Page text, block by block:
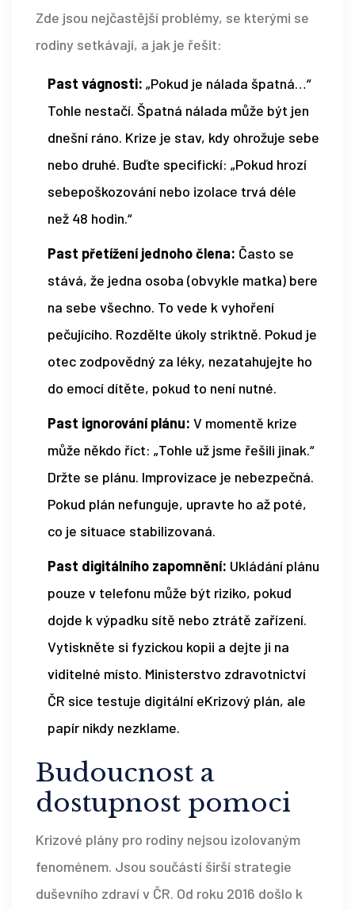
Zde jsou nejčastější problémy, se kterými se
rodiny setkávají, a jak je řešit:
Past vágnosti: „Pokud je nálada špatná…“
Tohle nestačí. Špatná nálada může být jen
dnešní ráno. Krize je stav, kdy ohrožuje sebe
nebo druhé. Buďte specifickí: „Pokud hrozí
sebepoškozování nebo izolace trvá déle
než 48 hodin.“
Past přetížení jednoho člena: Často se
stává, že jedna osoba (obvykle matka) bere
na sebe všechno. To vede k vyhoření
pečujícího. Rozdělte úkoly striktně. Pokud je
otec zodpovědný za léky, nezatahujejte ho
do emocí dítěte, pokud to není nutné.
Past ignorování plánu: V momentě krize
může někdo říct: „Tohle už jsme řešili jinak.“
Držte se plánu. Improvizace je nebezpečná.
Pokud plán nefunguje, upravte ho až poté,
co je situace stabilizovaná.
Past digitálního zapomnění: Ukládání plánu
pouze v telefonu může být riziko, pokud
dojde k výpadku sítě nebo ztrátě zařízení.
Vytiskněte si fyzickou kopii a dejte ji na
viditelné místo. Ministerstvo zdravotnictví
ČR sice testuje digitální eKrizový plán, ale
papír nikdy nezklame.
Budoucnost a
dostupnost pomoci
Krizové plány pro rodiny nejsou izolovaným
fenoménem. Jsou součástí širší strategie
duševního zdraví v ČR. Od roku 2016 došlo k